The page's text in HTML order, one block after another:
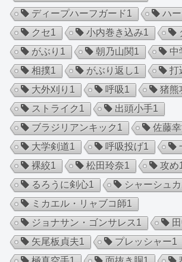
ディープハーフガード1 ハ
クセ1 小内巻き込み1
がぶり 1 朝乃山関1 中
相撲1 がぶり返し1 打
大外刈り 1 呼吸1 猪熊
ストライク1 出頭小手1
ブラジリアンキック1 佐藤
大学剣道1 呼吸投げ1
裸絞1 松田玲奈1 攻め
るろうに剣心1 シャーシュカ
ミカエル・リャブコ師1
ジョナサン・ゴンサレス1
矢尾板貞夫1 プレッシャー1